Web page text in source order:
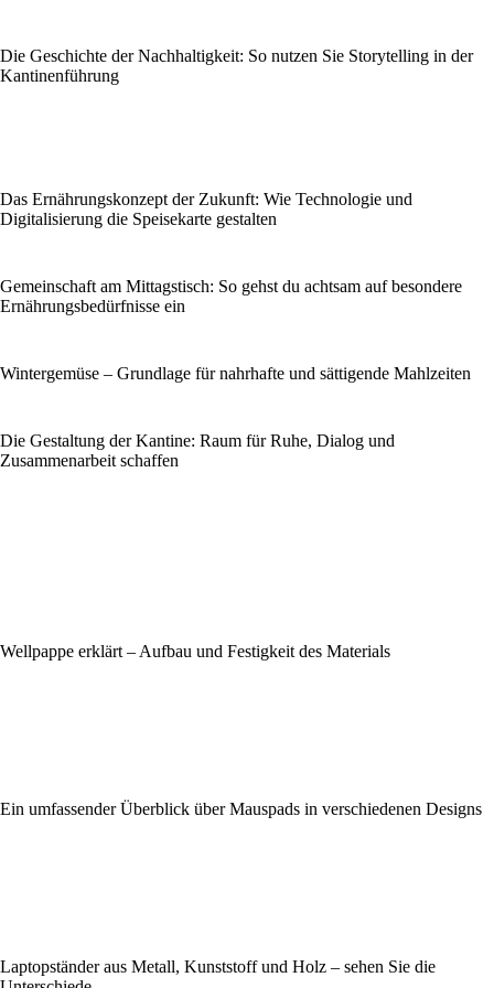
Die Geschichte der Nachhaltigkeit: So nutzen Sie Storytelling in der
Kantinenführung
Das Ernährungskonzept der Zukunft: Wie Technologie und
Digitalisierung die Speisekarte gestalten
Gemeinschaft am Mittagstisch: So gehst du achtsam auf besondere
Ernährungsbedürfnisse ein
Wintergemüse – Grundlage für nahrhafte und sättigende Mahlzeiten
Die Gestaltung der Kantine: Raum für Ruhe, Dialog und
Zusammenarbeit schaffen
Wellpappe erklärt – Aufbau und Festigkeit des Materials
Ein umfassender Überblick über Mauspads in verschiedenen Designs
Laptopständer aus Metall, Kunststoff und Holz – sehen Sie die